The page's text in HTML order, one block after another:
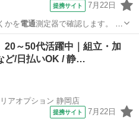
提携サイト 7月22日
かを電通測定器で確認します。 ま
20～50代活躍中｜組立・加
ど/日払いOK / 静…
アオプション 静岡店
提携サイト 7月22日